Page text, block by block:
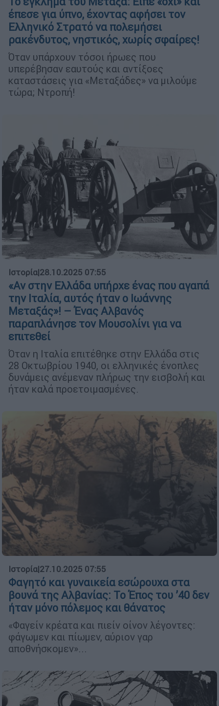
έπεσε για ύπνο, έχοντας αφήσει τον
Ελληνικό Στρατό να πολεμήσει
ρακένδυτος, νηστικός, χωρίς σφαίρες!
Όταν υπάρχουν τόσοι ήρωες που
υπερέβησαν εαυτούς και αντίξοες
καταστάσεις για «Μεταξάδες» να μιλούμε
τώρα; Ντροπή!
Ιστορία|28.10.2025 07:55
«Αν στην Ελλάδα υπήρχε ένας που αγαπά
την Ιταλία, αυτός ήταν ο Ιωάννης
Μεταξάς»! – Ένας Αλβανός
παραπλάνησε τον Μουσολίνι για να
επιτεθεί
Όταν η Ιταλία επιτέθηκε στην Ελλάδα στις
28 Οκτωβρίου 1940, οι ελληνικές ένοπλες
δυνάμεις ανέμεναν πλήρως την εισβολή και
ήταν καλά προετοιμασμένες.
Ιστορία|27.10.2025 07:55
Φαγητό και γυναικεία εσώρουχα στα
βουνά της Αλβανίας: Το Έπος του ’40 δεν
ήταν μόνο πόλεμος και θάνατος
«Φαγείν κρέατα και πιείν οίνον λέγοντες:
φάγωμεν και πίωμεν, αύριον γαρ
αποθνήσκομεν»...